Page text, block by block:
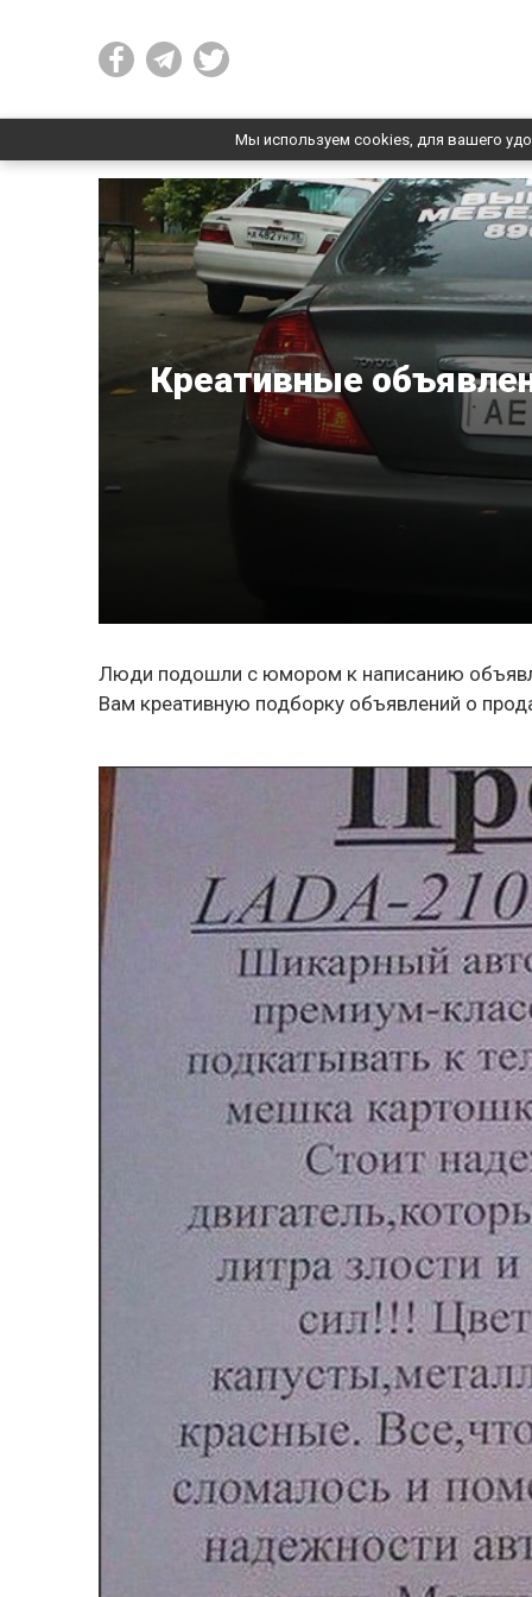
Мы используем cookies, для вашего
Креативные
Люди подошли с юмором к написанию
Вам креативную подборку объявлений о